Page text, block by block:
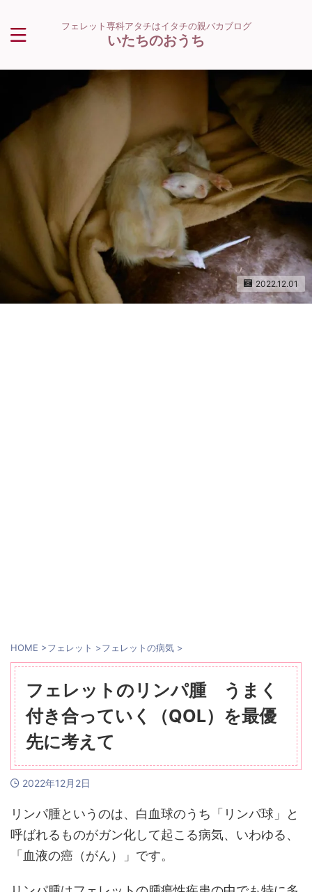
フェレット専科アタチはイタチの親バカブログ
いたちのおうち
2022.12.01
HOME >フェレット >フェレットの病気 >
フェレットのリンパ腫 うまく
付き合っていく（QOL）を最優
先に考えて
2022年12月2日
リンパ腫というのは、白血球のうち「リンパ球」と
呼ばれるものがガン化して起こる病気、いわゆる、
「血液の癌（がん）」です。